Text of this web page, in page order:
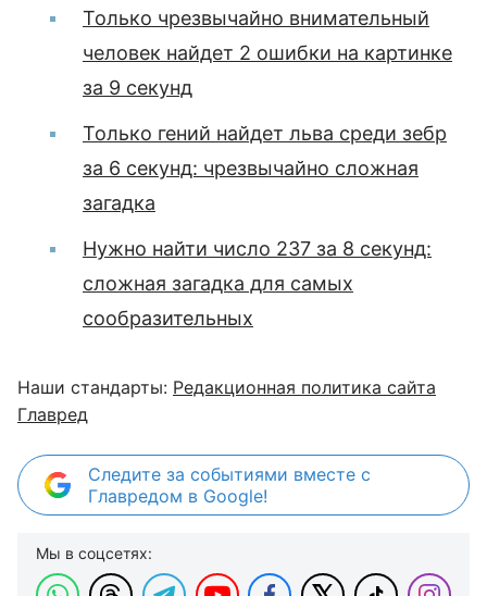
Только чрезвычайно внимательный
человек найдет 2 ошибки на картинке
за 9 секунд
Только гений найдет льва среди зебр
за 6 секунд: чрезвычайно сложная
загадка
Нужно найти число 237 за 8 секунд:
сложная загадка для самых
сообразительных
Наши стандарты: Редакционная политика сайта
Главред
Следите за событиями вместе с
Главредом в Google!
Мы в соцсетях: